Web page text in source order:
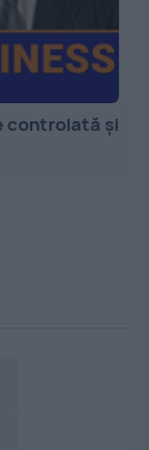
controlată și